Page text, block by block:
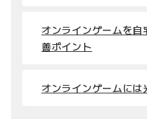
オンラインゲームを
善ポイント
オンラインゲームには